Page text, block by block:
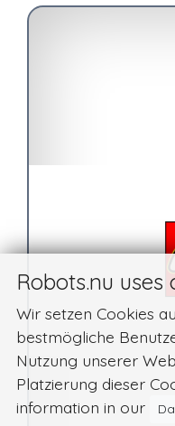
Robots.nu uses
Wir setzen Cookies
bestmögliche
Nutzung unserer
Platzierung dieser
information in our